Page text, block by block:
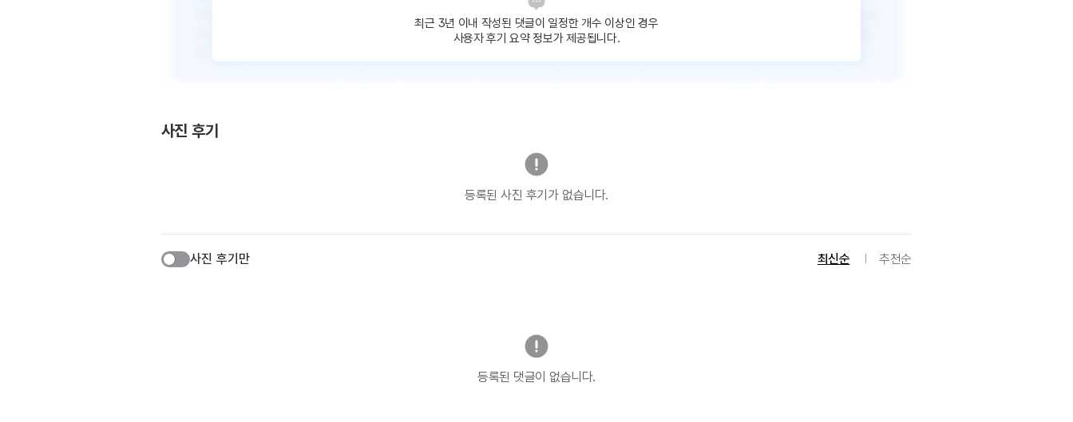
최근 3년 이내 작성된 댓글이 일정한 개수 이상인 경우
사용자 후기 요약 정보가 제공됩니다.
사진 후기
등록된 사진 후기가 없습니다.
사진 후기만 최신순 추천순
등록된 댓글이 없습니다.